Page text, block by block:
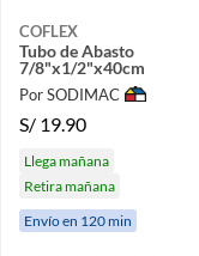
COFLEX
Tubo de Abasto
7/8"x1/2"x40cm
Por SODIMAC
S/ 19.90
Llega mañana
Retira mañana
Envío en 120 min